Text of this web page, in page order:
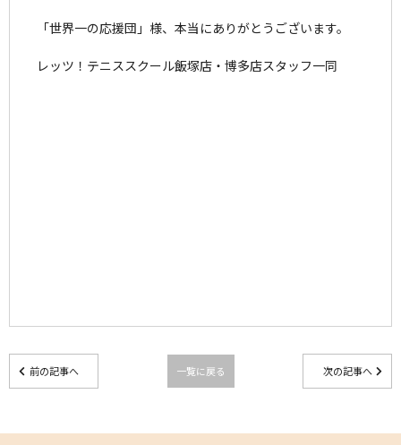
「世界一の応援団」様、本当にありがとうございます。
レッツ！テニススクール飯塚店・博多店スタッフ一同
前の記事へ 一覧に戻る 次の記事へ